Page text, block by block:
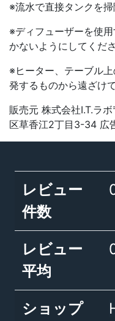
※流水で直接タンクを掃
※ディフューザーを使
かないようにしてくださ
※ヒーター、テーブル
発するものから遠ざけ
販売元 株式会社I.T.ラ
区草香江2丁目3-34 広
レビュー
件数
レビュー
平均
ショップ